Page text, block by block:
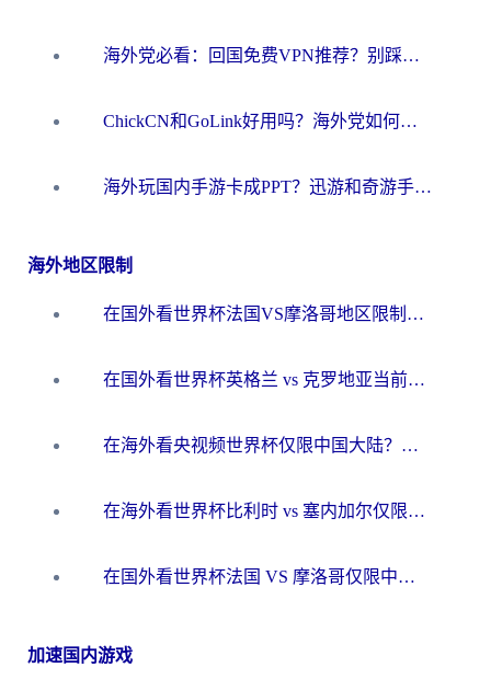
海外党必看：回国免费VPN推荐？别踩坑！教你选对加速器无缝刷国内资源
ChickCN和GoLink好用吗？海外党如何选对回国加速器
海外玩国内手游卡成PPT？迅游和奇游手游哪个好？一篇讲透回国加速器怎么选
海外地区限制
在国外看世界杯法国VS摩洛哥地区限制？这篇指南让你流畅看中文解说无压力
在国外看世界杯英格兰 vs 克罗地亚当前地区不可播放？这篇指南帮你搞定所有海外观赛难题
在海外看央视频世界杯仅限中国大陆？这篇指南帮你解锁中文解说+无卡顿直播
在海外看世界杯比利时 vs 塞内加尔仅限中国大陆？我找到了最流畅的中文解说之路
在国外看世界杯法国 VS 摩洛哥仅限中国大陆？海外党这样看中文解说赛事不卡顿
加速国内游戏